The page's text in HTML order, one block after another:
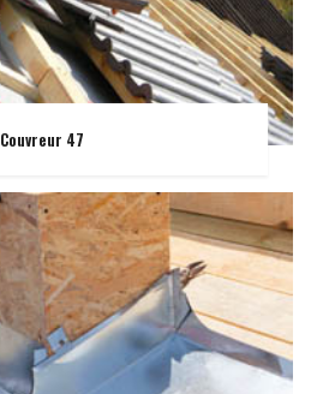
Couvreur 47